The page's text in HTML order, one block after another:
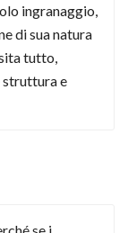
ingranaggio,
di sua natura
tutto,
struttura e